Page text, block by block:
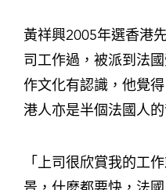
黃祥興2005年選香港
司工作過，被派到法
作文化有認識，他覺
港人亦是半個法國人
「上司很欣賞我的工